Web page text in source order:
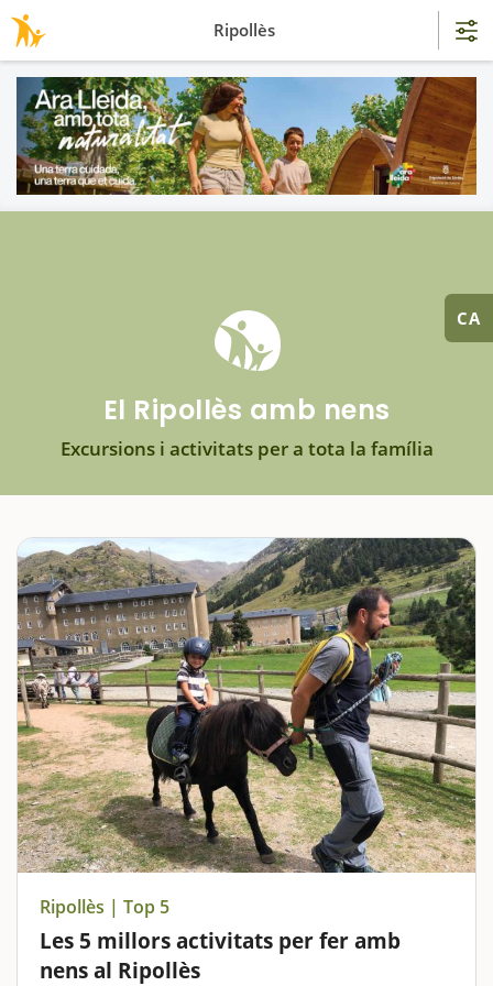
CA
El Ripollès amb nens
Excursions i activitats per a tota la família
Ripollès | Top 5
Les 5 millors activitats per fer amb
nens al Ripollès
Ripollès